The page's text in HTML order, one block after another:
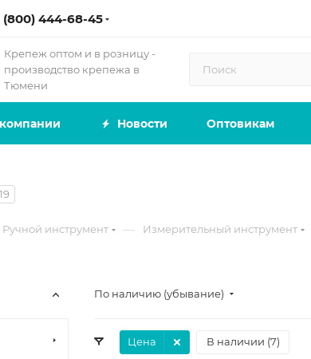
(800) 444-68-45
Крепеж оптом и в розницу -
производство крепежа в
Тюмени
Новости Оптовикам
19
Ручной инструмент — Измерительный инструмент
По наличию (убывание)
Цена В наличии (7)